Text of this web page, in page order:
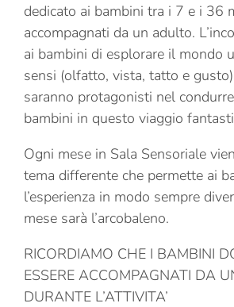
dedicato ai bambini tra i 7 e i 36
accompagnati da un adulto.
ai bambini di esplorare il mondo
sensi (olfatto, vista, tatto e
saranno protagonisti nel
bambini in questo viaggio
Ogni mese in Sala Sensoriale
tema differente che permette ai
l’esperienza in modo sempre
mese sarà l’arcobaleno.
RICORDIAMO CHE I BAMBINI
ESSERE ACCOMPAGNATI DA
DURANTE L’ATTIVITA’